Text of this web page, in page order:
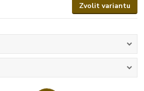
Zvolit variantu